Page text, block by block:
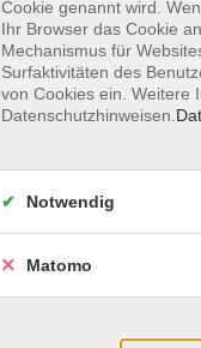
Cookie genannt wird.
Ihr Browser das Cookie
Mechanismus für
Surfaktivitäten des
von Cookies ein. Weitere
Datenschutzhinweisen.
Notwendig
Matomo